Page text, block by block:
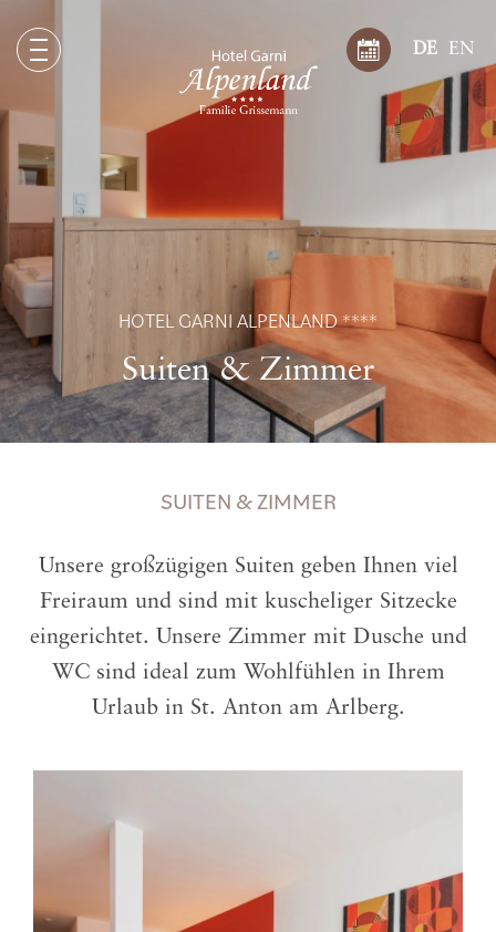
DE EN
HOTEL GARNI ALPENLAND ****
Suiten & Zimmer
SUITEN & ZIMMER
Unsere großzügigen Suiten geben Ihnen viel
Freiraum und sind mit kuscheliger Sitzecke
eingerichtet. Unsere Zimmer mit Dusche und
WC sind ideal zum Wohlfühlen in Ihrem
Urlaub in St. Anton am Arlberg.